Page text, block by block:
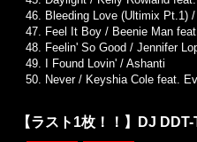
46. Bleeding Love (Ultimix Pt.1)
47. Feel It Boy / Beenie Man
48. Feelin' So Good / Jennifer
49. I Found Lovin' / Ashanti
50. Never / Keyshia Cole feat.
【ラスト1枚！！】DJ